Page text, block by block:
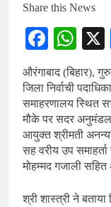
Share this News
औरंगाबाद (बिहार),
जिला निर्वाची
समाहरणालय स्थित
मौके पर सदर अनुमंडल
आयुक्त श्रीमती
सह वरीय उप समाहर्ता
मोहम्मद गजाली
श्री शास्त्री ने